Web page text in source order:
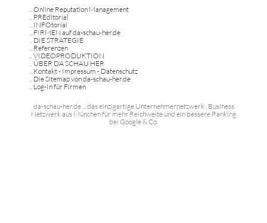
Online Reputation Management
PREditorial
INFOtorial
FIRMEN auf da-schau-her.de
DIE STRATEGIE
Referenzen
VIDEOPRODUKTION
ÜBER DA SCHAU HER
Kontakt - Impressum - Datenschutz
Die Sitemap von da-schau-her.de
Log-In für Firmen
da-schau-her.de ... das einzigartige Unternehmernetzwerk . Business
Netzwerk aus München für mehr Reichweite und ein bessere Ranking
bei Google & Co.